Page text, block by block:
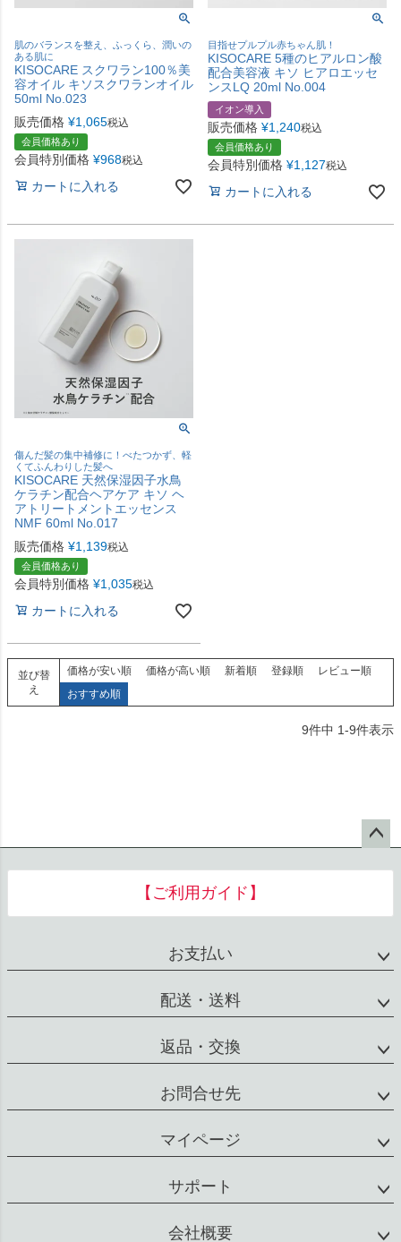
肌のバランスを整え、ふっくら、潤いの
ある肌に
KISOCARE スクワラン100％美
容オイル キソスクワランオイル
50ml No.023
販売価格 ¥1,065税込
会員価格あり
会員特別価格 ¥968税込
カートに入れる
目指せプルプル赤ちゃん肌！
KISOCARE 5種のヒアルロン酸
配合美容液 キソ ヒアロエッセ
ンスLQ 20ml No.004
イオン導入
販売価格 ¥1,240税込
会員価格あり
会員特別価格 ¥1,127税込
カートに入れる
傷んだ髪の集中補修に！べたつかず、軽
くてふんわりした髪へ
KISOCARE 天然保湿因子水鳥
ケラチン配合ヘアケア キソ ヘ
アトリートメントエッセンス
NMF 60ml No.017
販売価格 ¥1,139税込
会員価格あり
会員特別価格 ¥1,035税込
カートに入れる
並び替
え
価格が安い順 価格が高い順 新着順 登録順
レビュー順
おすすめ順
9件中 1-9件表示
へ
【ご利用ガイド】
お支払い
配送・送料
返品・交換
お問合せ先
マイページ
サポート
会社概要